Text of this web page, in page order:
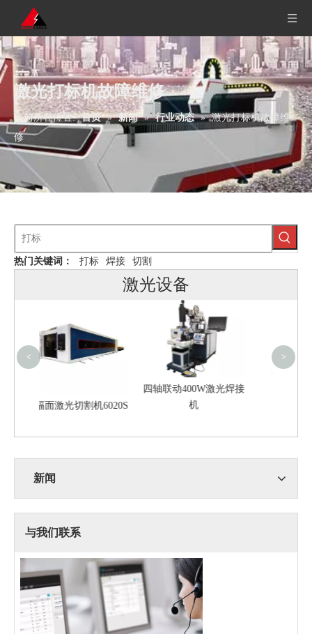
激光打标机故障维修
当前所在位置: 首页 » 新闻 » 行业动态 » 激光打标机故障维
修
热门关键词： 打标 焊接 切割
激光设备
四轴联动400W激光焊接
机
< >
新闻
与我们联系